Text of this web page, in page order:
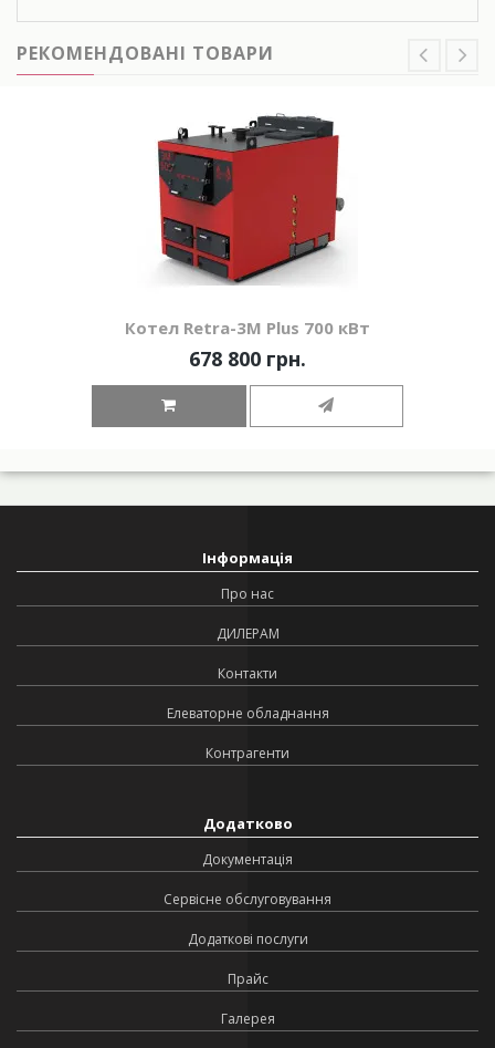
РЕКОМЕНДОВАНІ ТОВАРИ
Котел Retra-3М Plus 700 кВт
678 800 грн.
Інформація
Про нас
ДИЛЕРАМ
Контакти
Елеваторне обладнання
Контрагенти
Додатково
Документація
Сервісне обслуговування
Додаткові послуги
Прайс
Галерея